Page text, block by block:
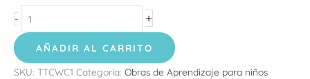
- +
AÑADIR AL CARRITO
SKU: TTCWC1 Categoría: Obras de Aprendizaje para niños